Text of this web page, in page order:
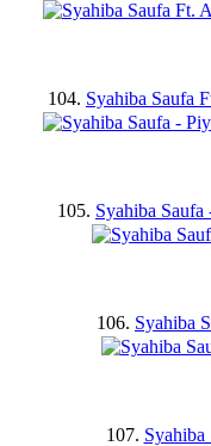
104. Syahiba Saufa
105. Syahiba
106. Syahiba
107. Syahiba